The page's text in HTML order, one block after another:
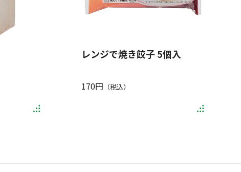
レンジで焼き餃子 5個入
170円 （税込）